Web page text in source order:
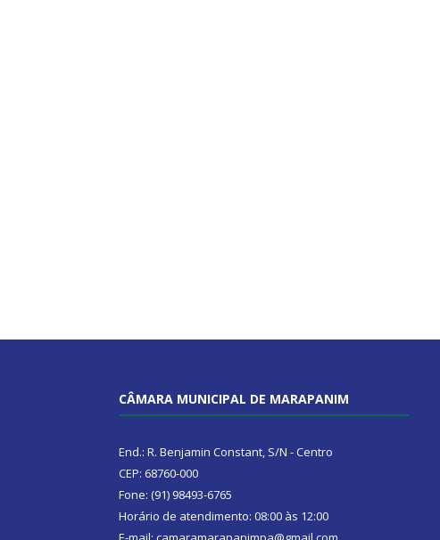
CÂMARA MUNICIPAL DE MARAPANIM
End.: R. Benjamin Constant, S/N - Centro
CEP: 68760-000
Fone: (91) 98493-6765
Horário de atendimento: 08:00 às 12:00